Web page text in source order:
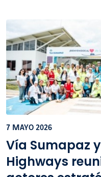
7 MAYO 2026
Vía Sumapaz
Highways